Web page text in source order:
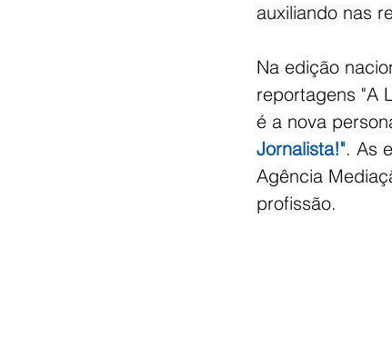
auxiliando nas
Na edição
reportagens "A
é a nova
Jornalista!". As
Agência
profissão.